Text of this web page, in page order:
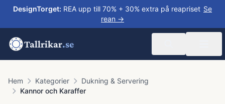
DesignTorget: REA upp till 70% + 30% extra på reapriset Se
rean →
Tallrikar.se
Hem Kategorier
Dukning & Servering
Kannor och Karaffer